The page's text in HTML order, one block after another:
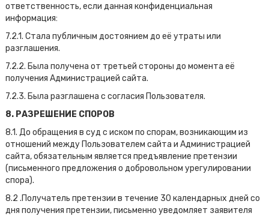
ответственность, если данная конфиденциальная
информация:
7.2.1. Стала публичным достоянием до её утраты или
разглашения.
7.2.2. Была получена от третьей стороны до момента её
получения Администрацией сайта.
7.2.3. Была разглашена с согласия Пользователя.
8. РАЗРЕШЕНИЕ СПОРОВ
8.1. До обращения в суд с иском по спорам, возникающим из
отношений между Пользователем сайта и Администрацией
сайта, обязательным является предъявление претензии
(письменного предложения о добровольном урегулировании
спора).
8.2 .Получатель претензии в течение 30 календарных дней со
дня получения претензии, письменно уведомляет заявителя